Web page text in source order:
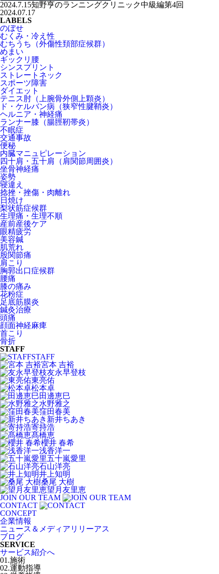
2024.7.15知野亨のランニングクリニック中級編第4回
2024.07.17
LABELS
のぼせ
むくみ・冷え性
むちうち（外傷性頚部症候群）
めまい
ギックリ腰
シンスプリント
ストレートネック
スポーツ障害
ダイエット
テニス肘（上腕骨外側上顆炎）
ド・ケルバン病（狭窄性腱鞘炎）
ヘルニア・神経痛
ランナー膝（腸脛靭帯炎）
不眠症
交通事故
便秘
内臓マニュピレーション
四十肩・五十肩（肩関節周囲炎）
坐骨神経痛
姿勢
寝違え
捻挫・挫傷・肉離れ
日焼け
梨状筋症候群
生理痛・生理不順
産前産後ケア
眼精疲労
美容鍼
肌荒れ
股関節痛
肩こり
胸郭出口症候群
腰痛
膝の痛み
花粉症
足底筋膜炎
鍼灸治療
頭痛
顔面神経麻痺
首こり
骨折
STAFF
STAFF
宮本 吉裕
友永早登枝
東亮佑
松本卓
田邊恵巳
水野雅之
窪田春美
新井ちあき
寄持浩
髙橋恵
櫻井 春希
浅香洋一
五十嵐愛里
石山洋亮
井上知明
桑尾 大樹
望月友里恵
JOIN OUR TEAM
CONTACT
CONCEPT
企業情報
ニュース＆メディアリリーアス
ブログ
SERVICE
サービス紹介へ
01.施術
02.運動指導